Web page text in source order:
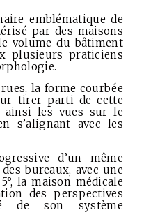
emblématique de
par des maisons
volume du bâtiment
plusieurs praticiens
la forme courbée
tirer parti de cette
ainsi les vues sur le
s’alignant avec les
d’un même
bureaux, avec une
la maison médicale
des perspectives
de son système